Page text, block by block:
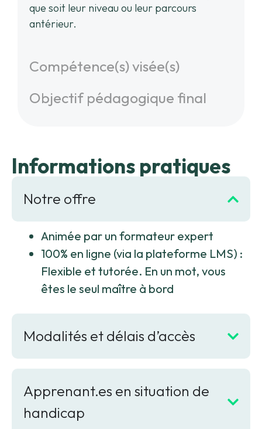
Compétence(s) visée(s)
Objectif pédagogique final
que soit leur niveau ou leur parcours
antérieur.
Informations pratiques
Notre offre
Animée par un formateur expert
100% en ligne (via la plateforme LMS) :
Flexible et tutorée. En un mot, vous
êtes le seul maître à bord
Modalités et délais d’accès
Apprenant.es en situation de
handicap